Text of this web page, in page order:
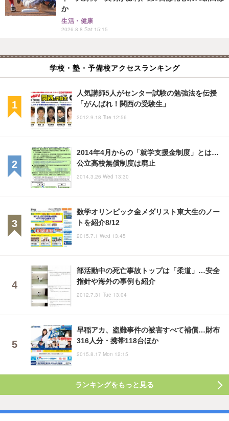
か
生活・健康
2026.8.8 Sat 15:15
学校・塾・予備校アクセスランキング
人気講師5人がセンター試験の勉強法を伝授
「がんばれ！関西の受験生」
2012.9.18 Tue 12:56
2014年4月からの「就学支援金制度」とは…
公立高校無償制度は廃止
2014.3.26 Wed 13:30
数学オリンピック金メダリスト東大生のノー
トを紹介8/12
2015.7.1 Wed 13:45
部活動中の死亡事故トップは「柔道」…安全
指針や海外の事例も紹介
2012.7.31 Tue 13:04
早稲アカ、盗難事件の被害すべて補償…財布
316人分・携帯118台ほか
2015.8.17 Mon 12:15
ランキングをもっと見る